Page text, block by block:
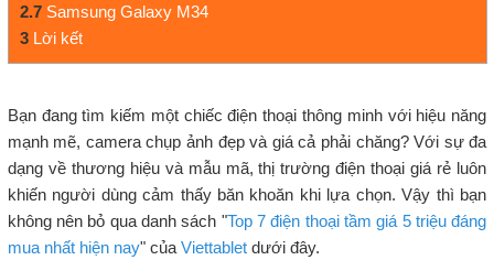
2.7 Samsung Galaxy M34
3 Lời kết
Bạn đang tìm kiếm một chiếc điện thoại thông minh với hiệu năng
mạnh mẽ, camera chụp ảnh đẹp và giá cả phải chăng? Với sự đa
dạng về thương hiệu và mẫu mã, thị trường điện thoại giá rẻ luôn
khiến người dùng cảm thấy băn khoăn khi lựa chọn. Vậy thì bạn
không nên bỏ qua danh sách "Top 7 điện thoại tầm giá 5 triệu đáng
mua nhất hiện nay" của Viettablet dưới đây.